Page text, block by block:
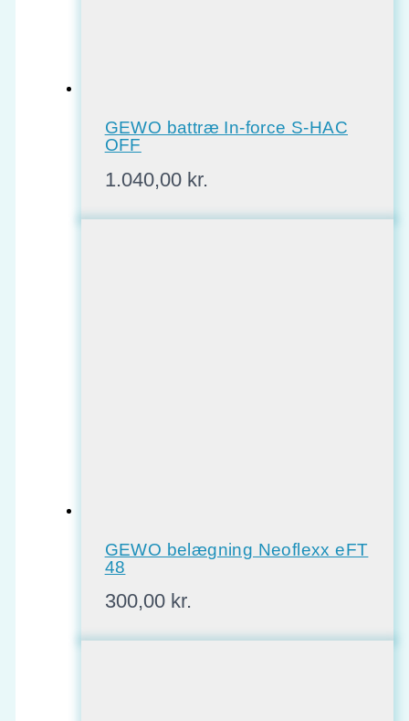
GEWO battræ In-force S-HAC
OFF
1.040,00 kr.
GEWO belægning Neoflexx eFT
48
300,00 kr.